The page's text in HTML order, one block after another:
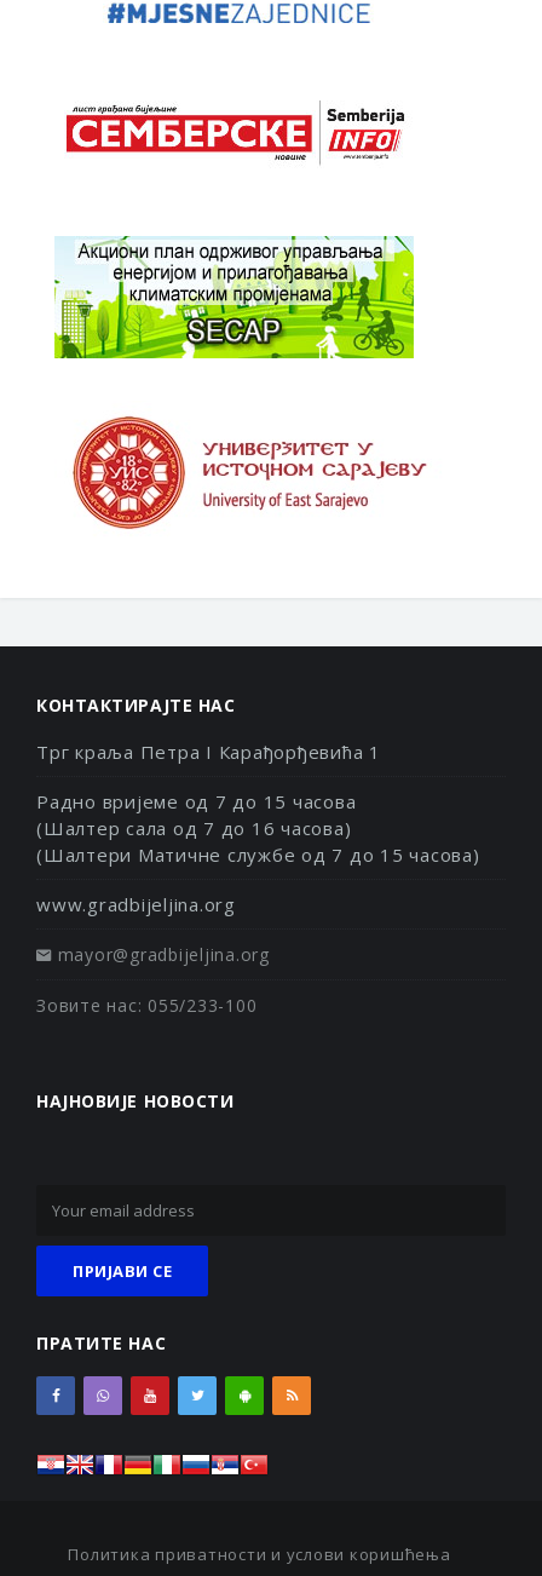
КОНТАКТИРАЈТЕ НАС
Трг краља Петра I Карађорђевића 1
Радно вријеме од 7 до 15 часова
(Шалтер сала од 7 до 16 часова)
(Шалтери Матичне службе од 7 до 15 часова)
www.gradbijeljina.org
mayor@gradbijeljina.org
Зовите нас: 055/233-100
НАЈНОВИЈЕ НОВОСТИ
ПРАТИТЕ НАС
Политика приватности и услови коришћења